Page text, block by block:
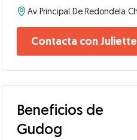
Contacta con Juliette
Beneficios de
Gudog